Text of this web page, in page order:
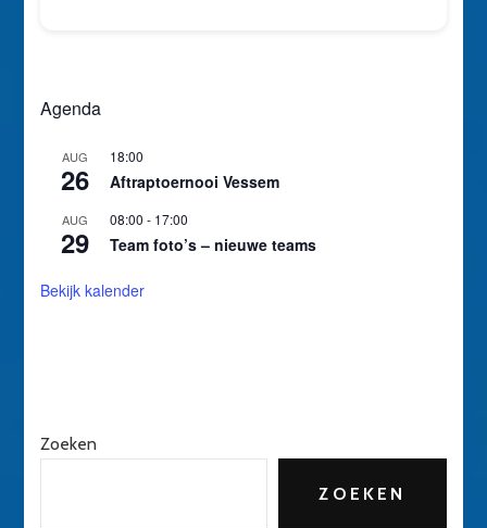
Agenda
AUG
26
18:00
Aftraptoernooi Vessem
AUG
29
08:00 - 17:00
Team foto’s – nieuwe teams
Bekijk kalender
Zoeken
ZOEKEN